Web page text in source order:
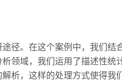
径。在这个案例中，我们结
领域，我们运用了描述性统
析，这样的处理方式使得我